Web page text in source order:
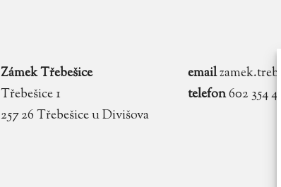
Zámek Třebešice
Třebešice 1
257 26 Třebešice u Divišova
email
telefon602 354 467